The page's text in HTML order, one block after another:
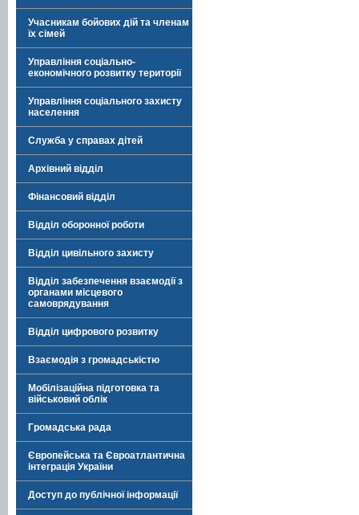
Учасникам бойових дій та членам
їх сімей
Управління соціально-
економічного розвитку території
Управління соціального захисту
населення
Служба у справах дітей
Архівний відділ
Фінансовий відділ
Відділ оборонної роботи
Відділ цивільного захисту
Відділ забезпечення взаємодії з
органами місцевого
самоврядування
Відділ цифрового розвитку
Взаємодія з громадськістю
Мобілізаційна підготовка та
військовий облік
Громадська рада
Європейська та Євроатлантична
інтеграція України
Доступ до публічної інформації